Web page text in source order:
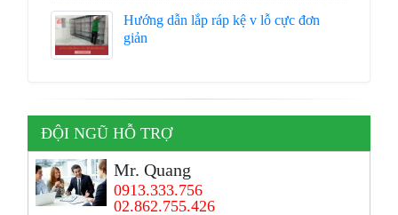
Hướng dẫn lắp ráp kệ v lỗ cực đơn
giản
ĐỘI NGŨ HỖ TRỢ
Mr. Quang
0913.333.756
02.862.755.426